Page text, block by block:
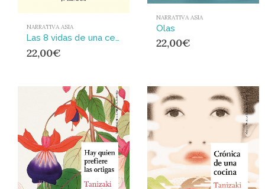
NARRATIVA ASIA
Las 8 vidas de una centenaria sin nombre
22,00€
NARRATIVA ASIA
Olas
22,00€